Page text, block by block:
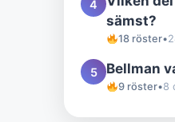
4
sämst?
18 röster•
5 Bellman
9 röster•8